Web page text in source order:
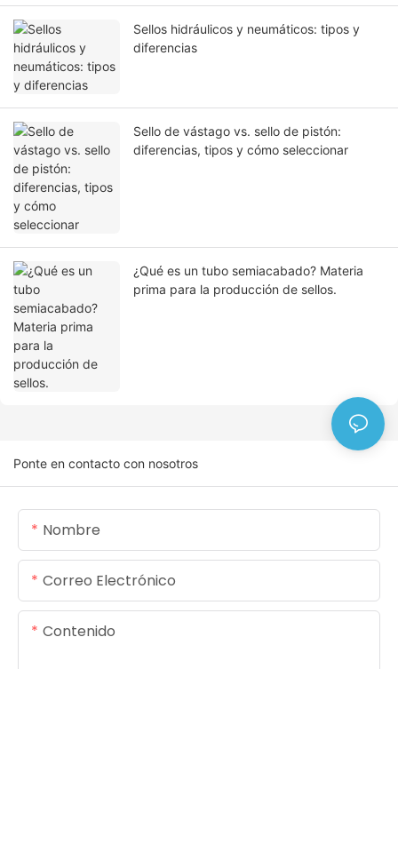
Sellos hidráulicos y neumáticos: tipos y
diferencias
Sello de vástago vs. sello de pistón:
diferencias, tipos y cómo seleccionar
¿Qué es un tubo semiacabado? Materia
prima para la producción de sellos.
Ponte en contacto con nosotros
Nombre
Correo Electrónico
Contenido